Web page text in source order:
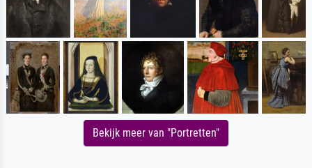
Bekijk meer van "Portretten"